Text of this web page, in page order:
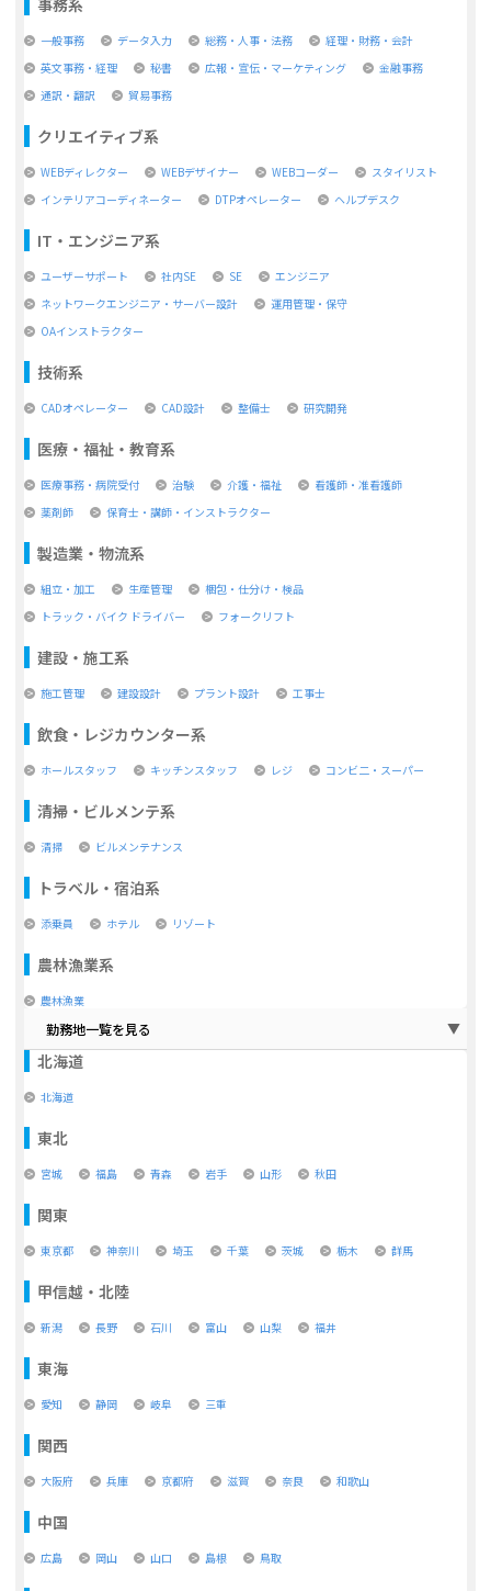
一般事務 データ入力 総務・人事・法務
経理・財務・会計
英文事務・経理
秘書 広報・宣伝・マーケティング
金融事務
通訳・翻訳
貿易事務
クリエイティブ系
WEBディレクター WEBデザイナー WEBコーダー
スタイリスト
インテリアコーディネーター
DTPオペレーター ヘルプデスク
IT・エンジニア系
ユーザーサポート 社内SE SE
エンジニア
ネットワークエンジニア・サーバー設計
運用管理・保守
OAインストラクター
技術系
CADオペレーター CAD設計 整備士 研究開発
医療・福祉・教育系
医療事務・病院受付 治験 介護・福祉
看護師・准看護師
薬剤師
保育士・講師・インストラクター
製造業・物流系
組立・加工 生産管理
梱包・仕分け・検品
トラック・バイク ドライバー
フォークリフト
建設・施工系
施工管理 建設設計 プラント設計 工事士
飲食・レジカウンター系
ホールスタッフ キッチンスタッフ レジ コンビ二・スーパー
清掃・ビルメンテ系
清掃 ビルメンテナンス
トラベル・宿泊系
添乗員 ホテル リゾート
農林漁業系
農林漁業
勤務地一覧を見る
北海道
北海道
東北
宮城 福島 青森 岩手 山形 秋田
関東
東京都 神奈川 埼玉 千葉 茨城 栃木 群馬
甲信越・北陸
新潟 長野 石川 富山 山梨 福井
東海
愛知 静岡 岐阜 三重
関西
大阪府 兵庫 京都府 滋賀 奈良 和歌山
中国
広島 岡山 山口 島根 鳥取